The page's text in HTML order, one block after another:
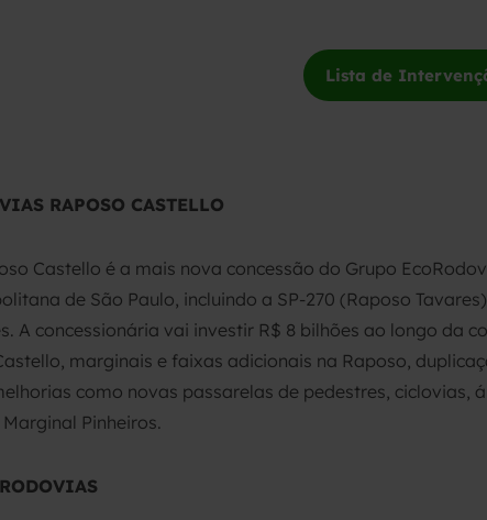
Lista de
RAPOSO CASTELLO
Castello é a mais nova concessão do Grupo
de São Paulo, incluindo a SP-270 (Raposo
A concessionária vai investir R$ 8 bilhões ao longo da
marginais e faixas adicionais na Raposo,
como novas passarelas de pedestres, ciclovias,
Pinheiros.